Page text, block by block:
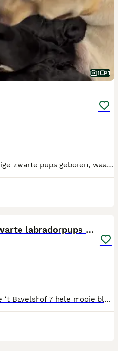
1 1
Bij ons is een nestje prachtige zwarte pups geboren, waarvan nog pups beschikbaar zijn om het nest omstreeks 3 juli te verlaten. De ouders zijn Amerikaans kampioen Belquest Conclusions Chocolate Factory (Charlie) en Wahnahnish I See You(Luca) Beide ouderdieren voldoen ruimschoots aan de door de rasvereniging (Labrador kring Nederland) gestelde gezondheidseisen. Ouderdieren zijn vrij bevonden van HD, ED, en oogaandoeningen. Ook zijn de ouders onderzocht op diverse genetische aandoeningen zoals PRA, EIC, HNPK zodat de pups deze niet zullen krijgen. De pups groeien op in huiselijke kring en worden gesocialiseerd met de geluiden van alledag, grote en kleine honden, katten, en allerlei mensen en kinderen. De pups zijn in de eerste plaats geschikt als geweldige gezinshonden. Maar tevens zijn er diverse van bij ons geboren pups actief als hulphond of blindengeleidehond. Wanneer de pups het nest verlaten zijn ze vanzelfsprekend gechipt en gecontroleerd door de Raad van beheer en hebben ze een FCI STAMBOOM en dna profiel. Ook zijn ze gecontroleerd door de dierenarts, gevaccineerd en ontwormd volgens schema en in het bezit van een Europees paspoort. En krijgen ze een puppypakket met o.a. een knuffel met nestgeur en een maand gratis verzekering mee. Ook kunt u altijd terecht voor hulp of advies. Vragen of interesse? Neem gerust contact op. De pups mogen vanaf 25 augustus het nest verlaten, we hebben nog een reutjes en een teefje
Prachtige blonde en zwarte labradorpups geboren! ♥
Op 17 juni 2026 zijn in huize ‘t Bavelshof 7 hele mooie blonde en zwarte labradorpups geboren: 2 dames en 5 mannen! 😊 Alleen onze 2 knappe zwarte reutjes zijn nog brschikbaar. Wij zijn particuliere labradorliefhebbers, die al ruim 30 jaar af en toe een nestje labradors fokken volgens de regels van de NLV (Nederlandse Labrador Vereniging). Onze Ot (Otje van ’t Bavelshof) heeft dan ook voor alle benodigde gezondheidstesten de beste resultaten mogen scoren voor zowel de heupen (HD A), de ellebogen (ED-vrij) en de ogen (vrij). Dezelfde uitslagen behoren bij de knappe zwarte papa, Mattie (Erinhill Chase What Matters at Hyspire), die tevens diverse kampioenschappen op zijn naam heeft staan. Onze pups worden door de dierenarts gevolgd, krijgen tijdig alle wormkuren, worden gevaccineerd (6 weken), krijgen een eigen paspoort en een eigen stamboom, waarmee afkomst gegarandeerd is middels DNA controle door de Raad van Beheer. Ons nestje woont nu nog met mams in de huiskamer, waar ze met alle dagelijkse prikkels in aanraking komen en vanaf de 4 weken verhuizen ze naar een grotere speelruimte, zodat ze zich goed kunnen ontwikkelen, waar ze lekker samen kunnen spelen en waar ze tevens de eerste zindelijkheidstraining gaan meekrijgen. Onze pups mogen rond 12 augustus naar hun eigen nieuwe baasjes. Ben jij op zoek naar een mooie, lieve labradorpup? Neem gerust contact met ons op, we vertellen met liefde van alles over onze pups en horen vooral ook graag waar onze vriendjes terecht zouden komen. Anita en Huub Beenackers T: 06 19921545